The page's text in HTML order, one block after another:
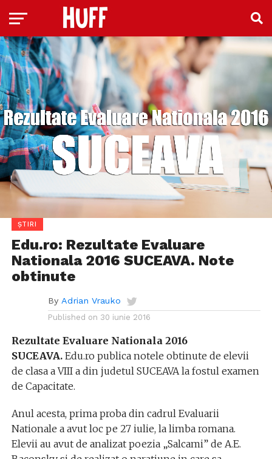
ȘTIRI
Edu.ro: Rezultate Evaluare
Nationala 2016 SUCEAVA. Note
obtinute
By Adrian Vrauko
Published on 30 iunie 2016
Rezultate Evaluare Nationala 2016
SUCEAVA.Edu.ro publica notele obtinute de elevii
de clasa a VIII a din judetul SUCEAVA la fostul examen
de Capacitate.
Anul acesta, prima proba din cadrul Evaluarii
Nationale a avut loc pe 27 iulie, la limba romana.
Elevii au avut de analizat poezia „Salcami” de A.E.